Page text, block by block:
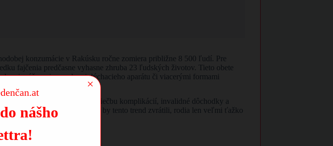
konzumácie v Rakúsku ročne zomiera približne 8 500 ľudí. Pre
fajčenia predčasne vyhasne zhruba 23 ľudských životov. Tieto obete
vážnymi poruchami dýchacieho aparátu či viacerými formami
na zdravotnú starostlivosť, liečbu komplikácií, invalidné dôchodky a
politické kroky, ktoré by tento trend zvrátili, rodia len veľmi ťažko
nášho
×